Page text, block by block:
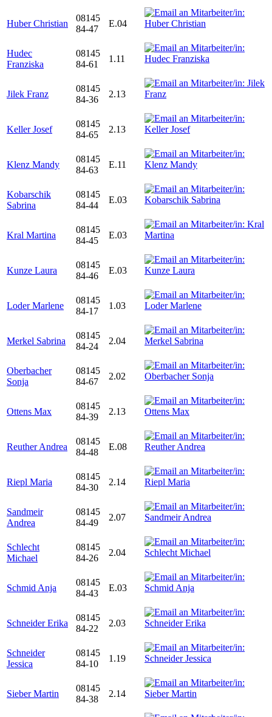
Huber Christian
08145
84-47
E.04
Hudec
Franziska
08145
84-61
1.11
Jilek Franz
08145
84-36
2.13
Keller Josef
08145
84-65
2.13
Klenz Mandy
08145
84-63
E.11
Kobarschik
Sabrina
08145
84-44
E.03
Kral Martina
08145
84-45
E.03
Kunze Laura
08145
84-46
E.03
Loder Marlene
08145
84-17
1.03
Merkel Sabrina
08145
84-24
2.04
Oberbacher
Sonja
08145
84-67
2.02
Ottens Max
08145
84-39
2.13
Reuther Andrea
08145
84-48
E.08
Riepl Maria
08145
84-30
2.14
Sandmeir
Andrea
08145
84-49
2.07
Schlecht
Michael
08145
84-26
2.04
Schmid Anja
08145
84-43
E.03
Schneider Erika
08145
84-22
2.03
Schneider
Jessica
08145
84-10
1.19
Sieber Martin
08145
84-38
2.14